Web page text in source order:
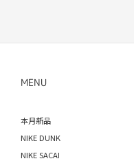
MENU
本月新品
NIKE DUNK
NIKE SACAI